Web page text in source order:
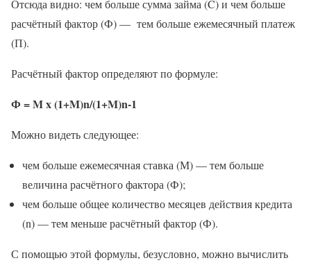
Отсюда видно: чем больше сумма займа (C) и чем больше
расчётный фактор (Ф) — тем больше ежемесячный платеж
(П).
Расчётный фактор определяют по формуле:
Ф = M x (1+M)n/(1+M)n-1
Можно видеть следующее:
чем больше ежемесячная ставка (М) — тем больше
величина расчётного фактора (Ф);
чем больше общее количество месяцев действия кредита
(n) — тем меньше расчётный фактор (Ф).
С помощью этой формулы, безусловно, можно вычислить